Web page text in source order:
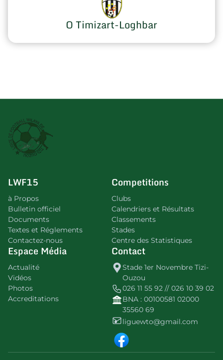
O Timizart-Loghbar
LWF15
à Propos
Bulletin officiel
Documents
Textes et Réglements
Contactez-nous
Competitions
Clubs
Calendriers et Résultats
Classements
Stades
Centre des Statistiques
Espace Média
Actualité
Vidéos
Photos
Accreditations
Contact
Stade 1er Novembre Tizi-
Ouzou
026 11 55 92 // 026 10 39 02
BNA : 00100581 02000
35560 69
liguewto@gmail.com